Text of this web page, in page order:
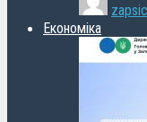
Економіка